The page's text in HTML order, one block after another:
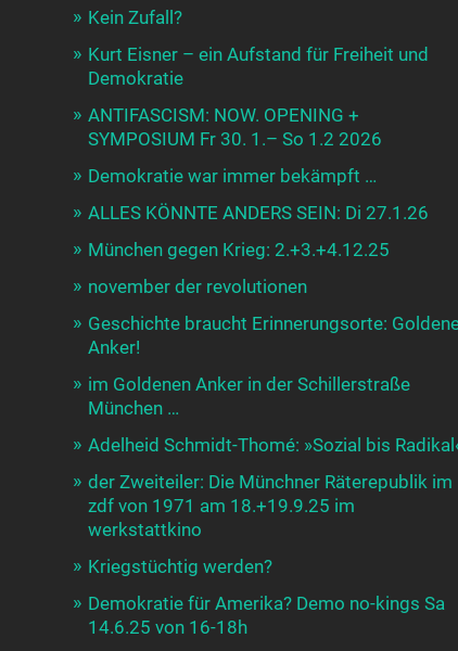
Kein Zufall?
Kurt Eisner – ein Aufstand für Freiheit und
Demokratie
ANTIFASCISM: NOW. OPENING +
SYMPOSIUM Fr 30. 1.– So 1.2 2026
Demokratie war immer bekämpft …
ALLES KÖNNTE ANDERS SEIN: Di 27.1.26
München gegen Krieg: 2.+3.+4.12.25
november der revolutionen
Geschichte braucht Erinnerungsorte:
Anker!
im Goldenen Anker in der Schillerstraße
München …
Adelheid Schmidt-Thomé: »Sozial bis
der Zweiteiler: Die Münchner Räterepublik im
zdf von 1971 am 18.+19.9.25 im
werkstattkino
Kriegstüchtig werden?
Demokratie für Amerika? Demo no-kings Sa
14.6.25 von 16-18h